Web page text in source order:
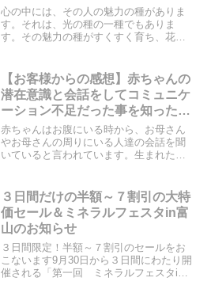
心の中には、その人の魅力の種がありま
す。それは、光の種の一種でもありま
す。その魅力の種がすくすく育ち、花が
育てるためのヒントが書かれてあります
ので、ご覧ください。
【お客様からの感想】赤ちゃんの
潜在意識と会話をしてコミュニケ
ーション不足だった事を知ったお
母さん
赤ちゃんはお腹にいる時から、お母さん
やお母さんの周りにいる人達の会話を聞
いていると言われています。生まれたて
伝わっているのです。それは、潜在意識
とコミュニケーションを取...
３日間だけの半額～７割引の大特
価セール＆ミネラルフェスタin富
山のお知らせ
３日間限定！半額～７割引のセールをお
こないます9月30日から３日間にわたり開
催される「第一回 ミネラルフェスタin